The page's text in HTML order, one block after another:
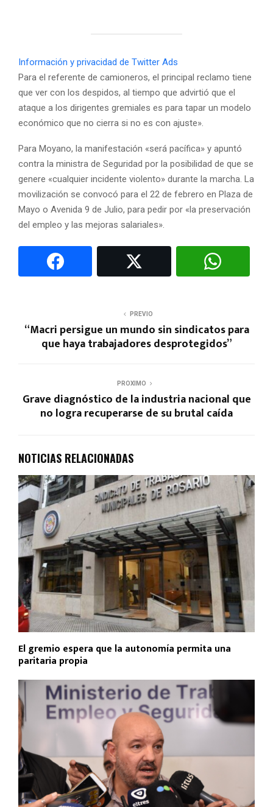
Información y privacidad de Twitter Ads
Para el referente de camioneros, el principal reclamo tiene
que ver con los despidos, al tiempo que advirtió que el
ataque a los dirigentes gremiales es para tapar un modelo
económico que no cierra si no es con ajuste».
Para Moyano, la manifestación «será pacífica» y apuntó
contra la ministra de Seguridad por la posibilidad de que se
genere «cualquier incidente violento» durante la marcha. La
movilización se convocó para el 22 de febrero en Plaza de
Mayo o Avenida 9 de Julio, para pedir por «la preservación
del empleo y las mejoras salariales».
PREVIO
“Macri persigue un mundo sin sindicatos para
que haya trabajadores desprotegidos”
PROXIMO
Grave diagnóstico de la industria nacional que
no logra recuperarse de su brutal caída
NOTICIAS RELACIONADAS
El gremio espera que la autonomía permita una
paritaria propia